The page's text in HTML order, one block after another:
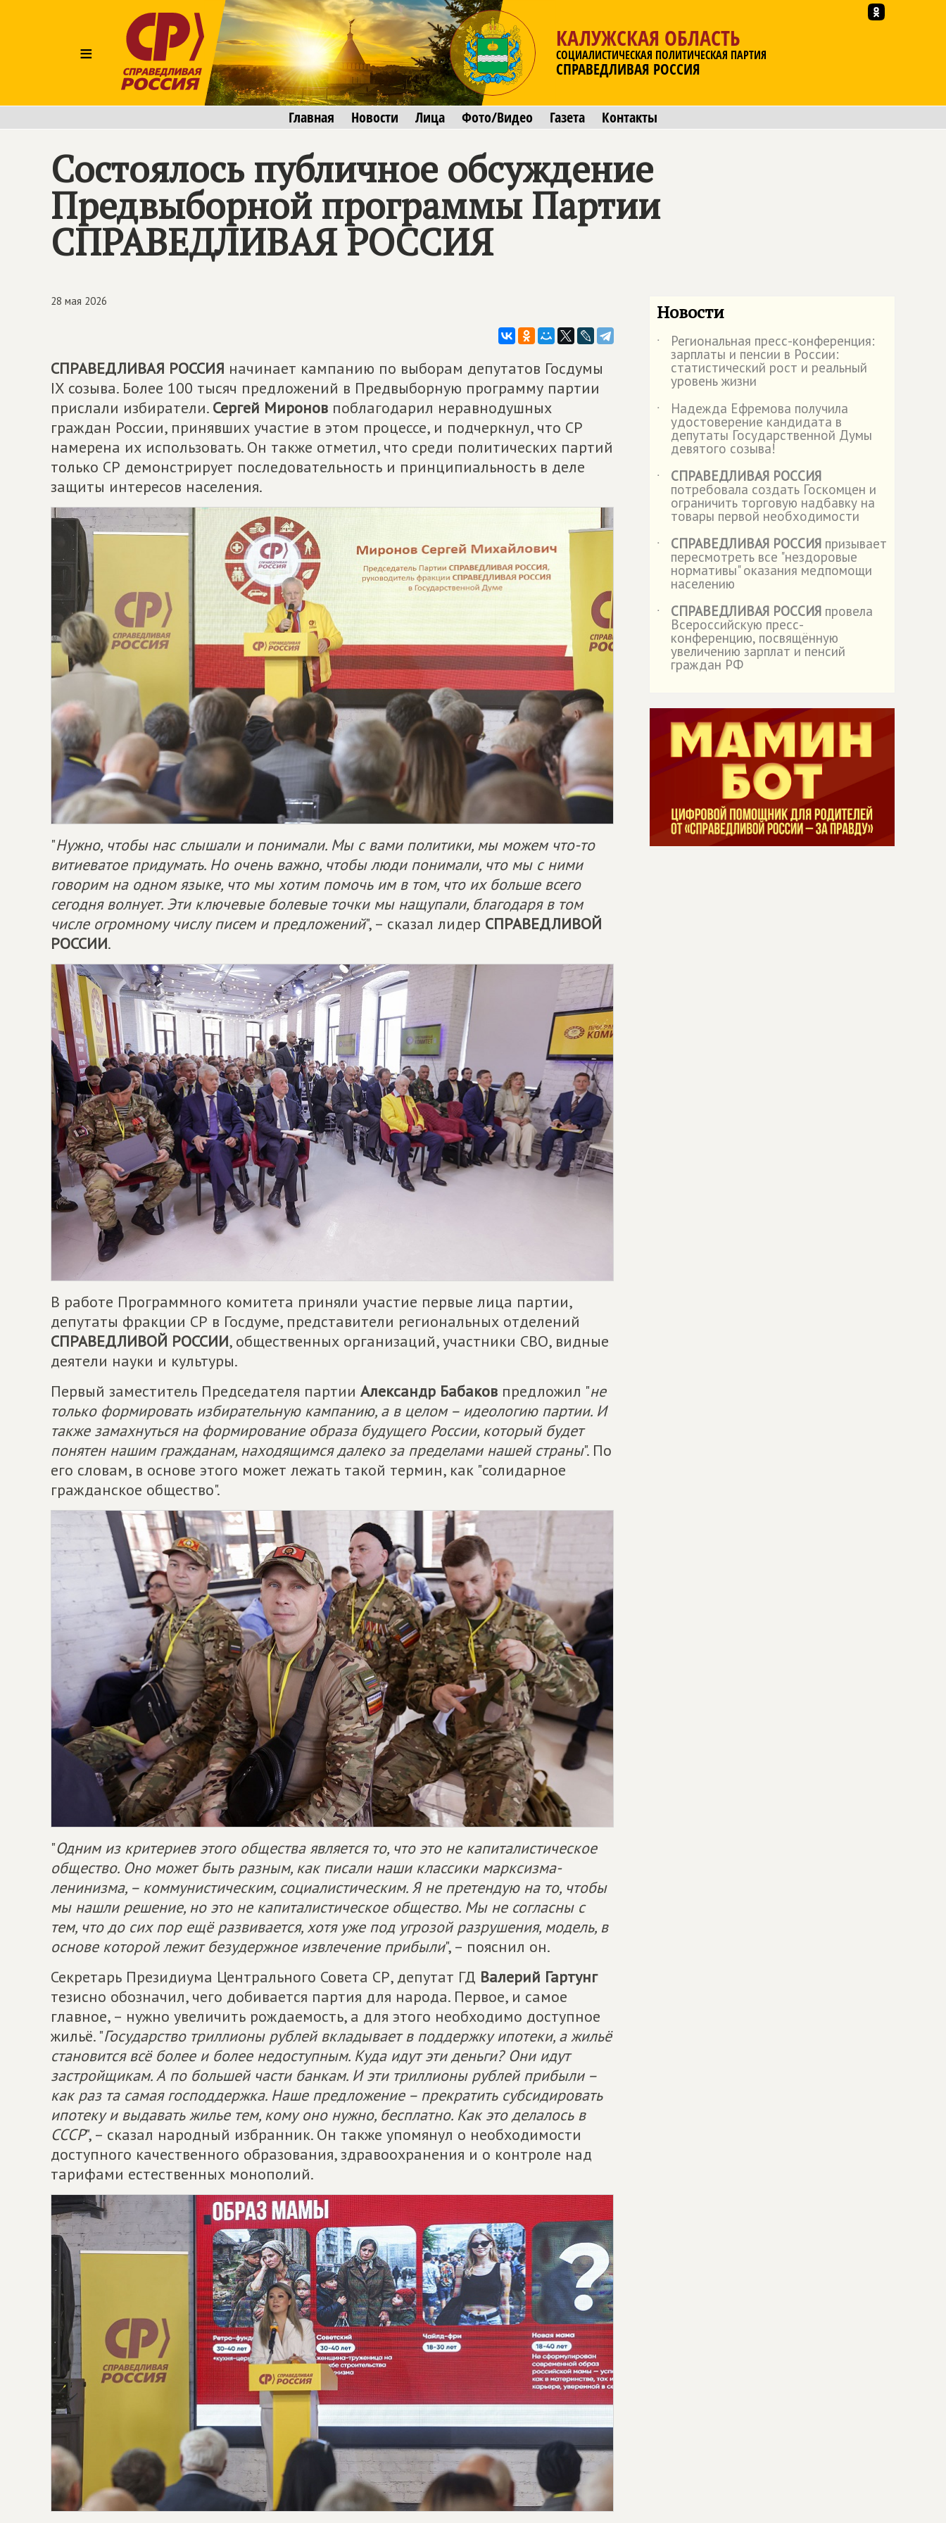
≡
КАЛУЖСКАЯ ОБЛАСТЬ
СОЦИАЛИСТИЧЕСКАЯ ПОЛИТИЧЕСКАЯ ПАРТИЯ
СПРАВЕДЛИВАЯ РОССИЯ
Главная Новости Лица Фото/Видео Газета Контакты
Состоялось публичное обсуждение
Предвыборной программы Партии
СПРАВЕДЛИВАЯ РОССИЯ
28 мая 2026
СПРАВЕДЛИВАЯ РОССИЯ начинает кампанию по выборам депутатов Госдумы
IX созыва. Более 100 тысяч предложений в Предвыборную программу партии
прислали избиратели. Сергей Миронов поблагодарил неравнодушных
граждан России, принявших участие в этом процессе, и подчеркнул, что СР
намерена их использовать. Он также отметил, что среди политических партий
только СР демонстрирует последовательность и принципиальность в деле
защиты интересов населения.
"Нужно, чтобы нас слышали и понимали. Мы с вами политики, мы можем что-то
витиеватое придумать. Но очень важно, чтобы люди понимали, что мы с ними
говорим на одном языке, что мы хотим помочь им в том, что их больше всего
сегодня волнует. Эти ключевые болевые точки мы нащупали, благодаря в том
числе огромному числу писем и предложений", – сказал лидер СПРАВЕДЛИВОЙ
РОССИИ.
В работе Программного комитета приняли участие первые лица партии,
депутаты фракции СР в Госдуме, представители региональных отделений
СПРАВЕДЛИВОЙ РОССИИ, общественных организаций, участники СВО, видные
деятели науки и культуры.
Первый заместитель Председателя партии Александр Бабаков предложил "не
только формировать избирательную кампанию, а в целом – идеологию партии. И
также замахнуться на формирование образа будущего России, который будет
понятен нашим гражданам, находящимся далеко за пределами нашей страны". По
его словам, в основе этого может лежать такой термин, как "солидарное
гражданское общество".
"Одним из критериев этого общества является то, что это не капиталистическое
общество. Оно может быть разным, как писали наши классики марксизма-
ленинизма, – коммунистическим, социалистическим. Я не претендую на то, чтобы
мы нашли решение, но это не капиталистическое общество. Мы не согласны с
тем, что до сих пор ещё развивается, хотя уже под угрозой разрушения, модель, в
основе которой лежит безудержное извлечение прибыли", – пояснил он.
Секретарь Президиума Центрального Совета СР, депутат ГД Валерий Гартунг
тезисно обозначил, чего добивается партия для народа. Первое, и самое
главное, – нужно увеличить рождаемость, а для этого необходимо доступное
жильё. "Государство триллионы рублей вкладывает в поддержку ипотеки, а жильё
становится всё более и более недоступным. Куда идут эти деньги? Они идут
застройщикам. А по большей части банкам. И эти триллионы рублей прибыли –
как раз та самая господдержка. Наше предложение – прекратить субсидировать
ипотеку и выдавать жилье тем, кому оно нужно, бесплатно. Как это делалось в
СССР", – сказал народный избранник. Он также упомянул о необходимости
доступного качественного образования, здравоохранения и о контроле над
тарифами естественных монополий.
Новости
˙ Региональная пресс-конференция:
зарплаты и пенсии в России:
статистический рост и реальный
уровень жизни
˙
Надежда Ефремова получила
удостоверение кандидата в
депутаты Государственной Думы
девятого созыва!
˙
СПРАВЕДЛИВАЯ РОССИЯ
потребовала создать Госкомцен и
ограничить торговую надбавку на
товары первой необходимости
˙
СПРАВЕДЛИВАЯ РОССИЯ призывает
пересмотреть все "нездоровые
нормативы" оказания медпомощи
населению
˙
СПРАВЕДЛИВАЯ РОССИЯ провела
Всероссийскую пресс-
конференцию, посвящённую
увеличению зарплат и пенсий
граждан РФ